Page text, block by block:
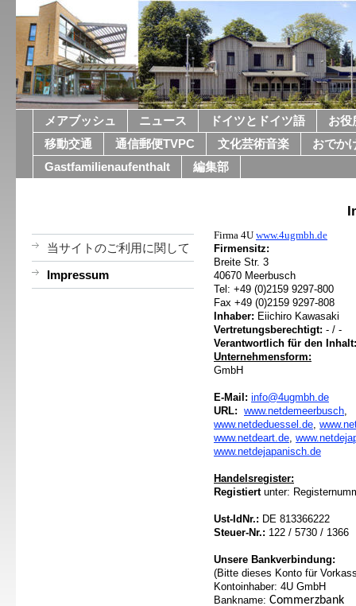
メアブッシュ ニュース ドイツとドイツ語
お役
移動交通
通信郵便TVPC 文化芸術音楽
おでか
Gastfamilienaufenthalt
編集部
当サイトのご利用に関して
Impressum
Firma 4U www.4ugmbh.de
Firmensitz:
Breite Str. 3
40670 Meerbusch
Tel: +49 (0)2159 9297-800
Fax +49 (0)2159 9297-808
Inhaber: Eiichiro Kawasaki
Vertretungsberechtigt: - / -
Verantwortlich für den Inhalt:
Unternehmensform:
GmbH
E-Mail: info@4ugmbh.de
URL: www.netdemeerbusch,
www.netdeduessel.de,
www.netdeart.de,
www.netdejapanisch.de
Handelsregister:
Registiert unter:
Ust-IdNr.: DE 813366222
Steuer-Nr.: 122 / 5730 / 1366
Unsere Bankverbindung:
(Bitte dieses Konto für
Kontoinhaber: 4U GmbH
Bankname: Commerzbank